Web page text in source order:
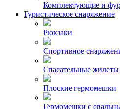
Комплектующие и
Туристическое снаряжение
Рюкзаки
Спортивное
Спасательные жилеты
Плоские гермомешки
Гермомешки с